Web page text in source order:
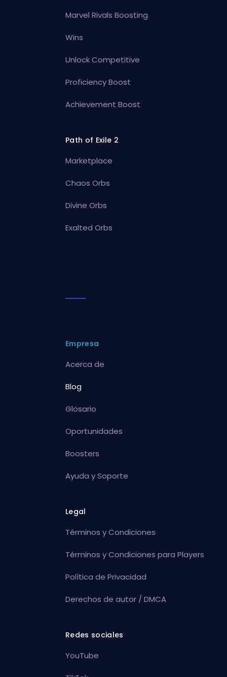
Marvel Rivals Boosting
Wins
Unlock Competitive
Proficiency Boost
Achievement Boost
Path of Exile 2
Marketplace
Chaos Orbs
Divine Orbs
Exalted Orbs
Empresa
Acerca de
Blog
Glosario
Oportunidades
Boosters
Ayuda y Soporte
Legal
Términos y Condiciones
Términos y Condiciones para Players
Política de Privacidad
Derechos de autor / DMCA
Redes sociales
YouTube